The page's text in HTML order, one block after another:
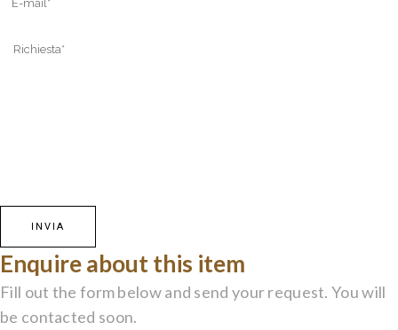
Enquire about this item
Fill out the form below and send your request. You will
be contacted soon.